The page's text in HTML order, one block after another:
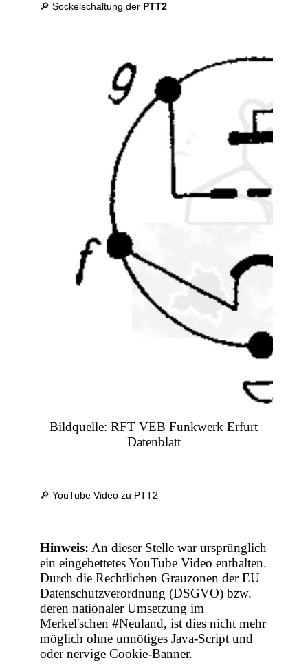
🔎 Sockelschaltung der PTT2
Bildquelle: RFT VEB Funkwerk Erfurt
Datenblatt
🔎 YouTube Video zu PTT2
Hinweis: An dieser Stelle war ursprünglich
ein eingebettetes YouTube Video enthalten.
Durch die Rechtlichen Grauzonen der EU
Datenschutzverordnung (DSGVO) bzw.
deren nationaler Umsetzung im
Merkel'schen #Neuland, ist dies nicht mehr
möglich ohne unnötiges Java-Script und
oder nervige Cookie-Banner.